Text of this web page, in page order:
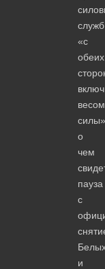
«с
обеих
о
чем
пауза
с
и